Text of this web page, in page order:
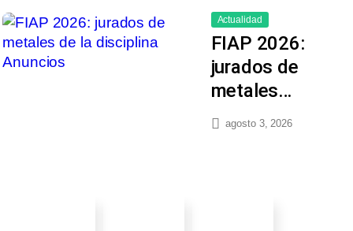
Actualidad
FIAP 2026:
jurados de
metales…
agosto 3, 2026